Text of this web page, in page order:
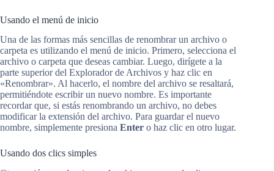
Usando el menú de inicio
Una de las formas más sencillas de renombrar un archivo o
carpeta es utilizando el menú de inicio. Primero, selecciona el
archivo o carpeta que deseas cambiar. Luego, dirígete a la
parte superior del Explorador de Archivos y haz clic en
«Renombrar». Al hacerlo, el nombre del archivo se resaltará,
permitiéndote escribir un nuevo nombre. Es importante
recordar que, si estás renombrando un archivo, no debes
modificar la extensión del archivo. Para guardar el nuevo
nombre, simplemente presiona Enter o haz clic en otro lugar.
Usando dos clics simples